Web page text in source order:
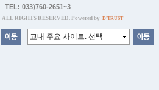
TEL: 033)760-2651~3
RIGHTS RESERVED. Powered by D'TRUST